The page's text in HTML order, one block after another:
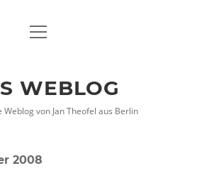
twitterfacebook
xing
Menü
WEBLOG
Weblog von Jan Theofel aus Berlin
2008